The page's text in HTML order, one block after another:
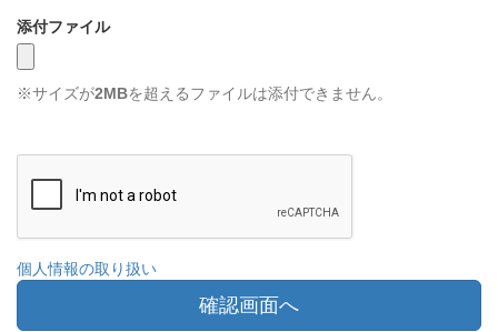
添付ファイル
※サイズが2MBを超えるファイルは添付できません。
個人情報の取り扱い
確認画面へ